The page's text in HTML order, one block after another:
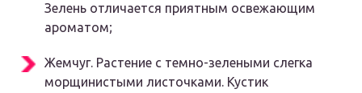
Зелень отличается приятным освежающим
ароматом;
Жемчуг. Растение с темно-зелеными слегка
морщинистыми листочками. Кустик